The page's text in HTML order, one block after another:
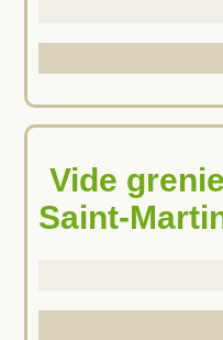
Vide grenier-maison à
Saint-